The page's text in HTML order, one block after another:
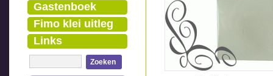
Gastenboek
Fimo klei uitleg
Links
Zoeken